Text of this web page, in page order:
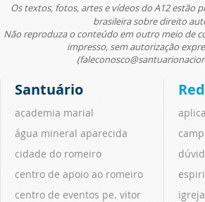
Os textos, fotos, artes e vídeos do A12 estão
brasileira sobre direito
Não reproduza o conteúdo em outro meio de
impresso, sem autorização
Santuário
academia marial
água mineral aparecida
cidade do romeiro
centro de apoio ao romeiro
centro de eventos pe. vitor
igreja